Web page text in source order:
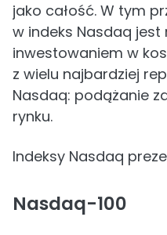
jako całość. W tym
w indeks Nasdaq jest
inwestowaniem w
z wielu najbardziej
Nasdaq: podążanie
rynku.
Indeksy Nasdaq
Nasdaq-100